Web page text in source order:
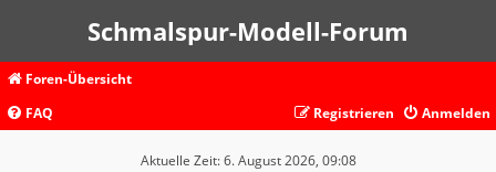
Schmalspur-Modell-Forum
Foren-Übersicht
FAQ
Anmelden
Registrieren
Aktuelle Zeit: 6. August 2026, 09:08